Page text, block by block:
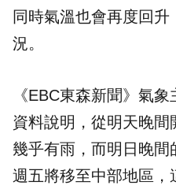
同時氣溫也會再度回
況。
《EBC東森新聞》氣
資料說明，從明天晚間
幾乎有雨，而明日晚間
週五將移至中部地區，